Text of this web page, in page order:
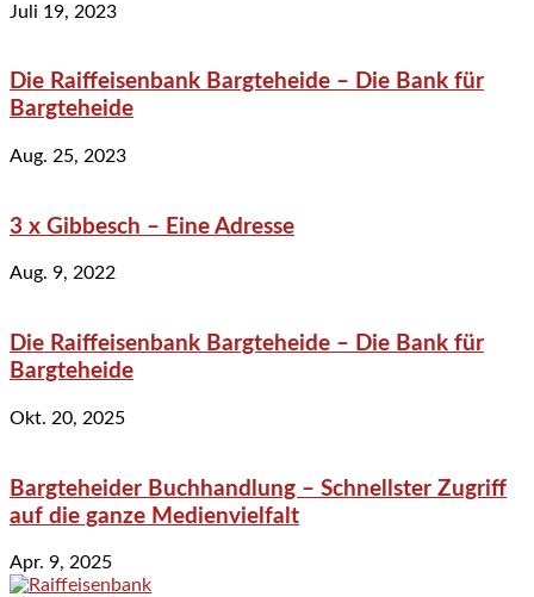
Juli 19, 2023
Die Raiffeisenbank Bargteheide – Die Bank für
Bargteheide
Aug. 25, 2023
3 x Gibbesch – Eine Adresse
Aug. 9, 2022
Die Raiffeisenbank Bargteheide – Die Bank für
Bargteheide
Okt. 20, 2025
Bargteheider Buchhandlung – Schnellster Zugriff
auf die ganze Medienvielfalt
Apr. 9, 2025